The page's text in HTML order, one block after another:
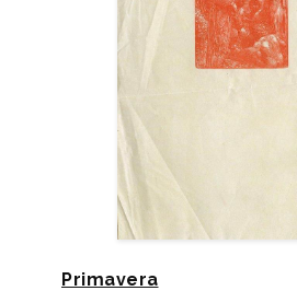
Primavera